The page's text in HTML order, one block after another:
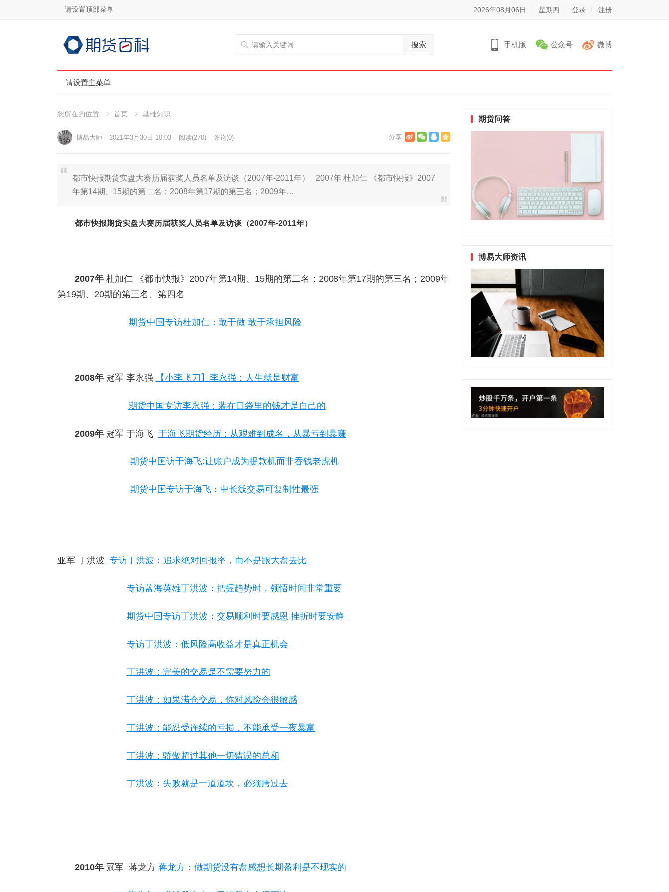
请设置顶部菜单 2026年08月06日 星期四 登录 注册
搜索 手机版 公众号 微博
请设置主菜单
您所在的位置 首页 基础知识
博易大师 2021年3月30日 10:03 阅读(270) 评论(0)
都市快报期货实盘大赛历届获奖人员名单及访谈（2007年-2011年） 2007年 杜加仁 《都市快报》2007
年第14期、15期的第二名；2008年第17期的第三名；2009年…
都市快报期货实盘大赛历届获奖人员名单及访谈（2007年-2011年）
2007年 杜加仁 《都市快报》 2007年第14期、 15期的第二名； 2008年第17期的第三名； 2009年
第19期、 20期的第三名、第四名
期货中国专访杜加仁：敢于做 敢于承担风险
2008年 冠军 李永强 【小李飞刀】李永强：人生就是财富
期货中国专访李永强：装在口袋里的钱才是自己的
2009年 冠军 于海飞 于海飞期货经历：从艰难到成名，从暴亏到暴赚
期货中国访于海飞:让账户成为提款机而非吞钱老虎机
期货中国专访于海飞：中长线交易可复制性最强
亚军 丁洪波 专访丁洪波：追求绝对回报率，而不是跟大盘去比
专访蓝海英雄丁洪波：把握趋势时，领悟时间非常重要
期货中国专访丁洪波：交易顺利时要感恩 挫折时要安静
专访丁洪波：低风险高收益才是真正机会
丁洪波：完美的交易是不需要努力的
丁洪波：如果满仓交易，你对风险会很敏感
丁洪波：能忍受连续的亏损，不能承受一夜暴富
丁洪波：骄傲超过其他一切错误的总和
丁洪波：失败就是一道道坎，必须跨过去
2010年 冠军 蒋龙方 蒋龙方：做期货没有盘感想长期盈利是不现实的
期货问答
博易大师资讯